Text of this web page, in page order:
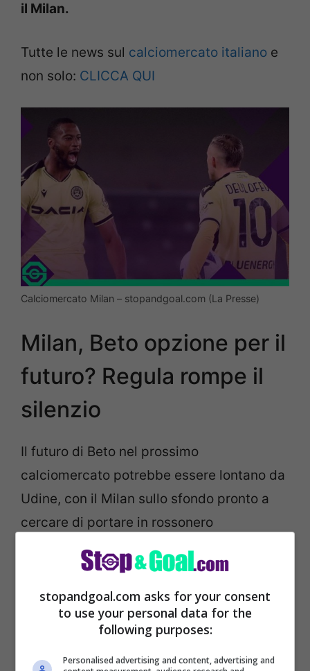
il Milan.
Tutte le news sul calciomercato italiano e
non solo: CLICCA QUI
Calciomercato Milan – stopandgoal.com (La Presse)
Milan, Beto opzione per il
futuro? Regula rompe il
silenzio
Il futuro di Beto nel prossimo
calciomercato potrebbe essere lontano da
Udine, con il Milan sullo sfondo pronto a
cercare di portare in rossonero
l’attaccante portoghese che tanto bene sta
figurando con la maglia dell’Udinese da un
paio di stagioni a questa parte.
stopandgoal.com asks for your consent
to use your personal data for the
following purposes:
Personalised advertising and content, advertising and